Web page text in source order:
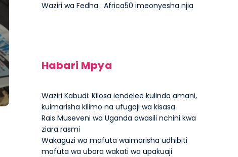
Waziri wa Fedha : Africa50 imeonyesha njia
Habari Mpya
Waziri Kabudi: Kilosa iendelee kulinda amani,
kuimarisha kilimo na ufugaji wa kisasa
Rais Museveni wa Uganda awasili nchini kwa
ziara rasmi
Wakaguzi wa mafuta waimarisha udhibiti
mafuta wa ubora wakati wa upakuaji